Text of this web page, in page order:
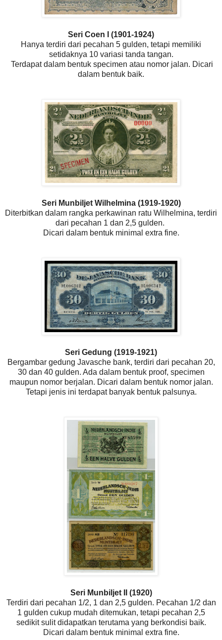
Seri Coen I (1901-1924)
Hanya terdiri dari pecahan 5 gulden, tetapi memiliki
setidaknya 10 variasi tanda tangan.
Terdapat dalam bentuk specimen atau nomor jalan. Dicari
dalam bentuk baik.
Seri Munbiljet Wilhelmina (1919-1920)
Diterbitkan dalam rangka perkawinan ratu Wilhelmina, terdiri
dari pecahan 1 dan 2,5 gulden.
Dicari dalam bentuk minimal extra fine.
Seri Gedung (1919-1921)
Bergambar gedung Javasche bank, terdiri dari pecahan 20,
30 dan 40 gulden. Ada dalam bentuk proof, specimen
maupun nomor berjalan. Dicari dalam bentuk nomor jalan.
Tetapi jenis ini terdapat banyak bentuk palsunya.
Seri Munbiljet II (1920)
Terdiri dari pecahan 1/2, 1 dan 2,5 gulden. Pecahan 1/2 dan
1 gulden cukup mudah ditemukan, tetapi pecahan 2,5
sedikit sulit didapatkan terutama yang berkondisi baik.
Dicari dalam bentuk minimal extra fine.